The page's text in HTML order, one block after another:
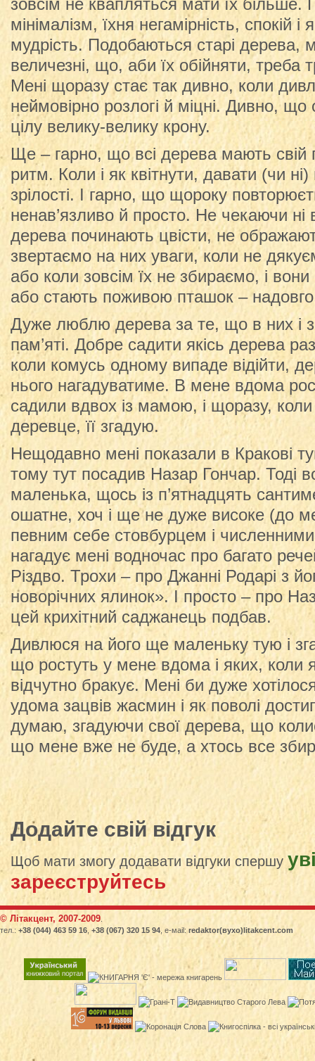
зовсім не квапляться мати їх більше.
мінімалізм, їхня негамірність, спокій
мудрість. Подобаються старі дерева,
величезні, що, аби їх обійняти, треба
Мені щоразу стає так дивно, коли
неймовірно розлогі й міцні. Дивно,
цілу велику-велику крону.
Ще – гарно, що всі дерева мають свій
ритм. Коли і як квітнути, давати (чи
зрілості. І гарно, що щороку
ненав’язливо й просто. Не чекаючи ні
дерева починають цвісти, не
звертаємо на них уваги, коли не
або коли зовсім їх не збираємо, і
або стають поживою пташок –
Дуже люблю дерева за те, що в них і з
пам’яті. Добре садити якісь дерева
коли комусь одному випаде відійти,
нього нагадуватиме. В мене вдома
садили вдвох із мамою, і щоразу,
деревце, її згадую.
Нещодавно мені показали в Кракові
тому тут посадив Назар Гончар. Тоді
маленька, щось із п’ятнадцять
ошатне, хоч і ще не дуже високе (до
певним себе стовбурцем і
нагадує мені водночас про багато
Різдво. Трохи – про Джанні Родарі з
новорічних ялинок». І просто – про
цей крихітний саджанець подбав.
Дивлюся на його ще маленьку тую і
що ростуть у мене вдома і яких, коли
відчутно бракує. Мені би дуже
удома зацвів жасмин і як поволі
думаю, згадуючи свої дерева, що
що мене вже не буде, а хтось все
Додайте свій відгук
Щоб мати змогу додавати відгуки спершу
зареєструйтесь
© Літакцент, 2007-2009
тел.: +38 (044) 463 59 16 +38 (067) 320 15 94 , е-маіl: redaktor(вухо)litakcent.com